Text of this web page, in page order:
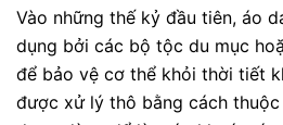
Vào những thế kỷ đầu tiên, áo
dụng bởi các bộ tộc du mục
để bảo vệ cơ thể khỏi thời tiết
được xử lý thô bằng cách